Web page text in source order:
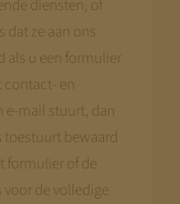
diensten, of
dat ze aan ons
als u een formulier
contact- en
e-mail stuurt, dan
toestuurt bewaard
formulier of de
de volledige